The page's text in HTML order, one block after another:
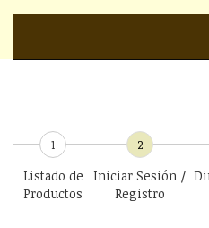
1
Listado de
Productos
2
Iniciar Sesión /
Registro